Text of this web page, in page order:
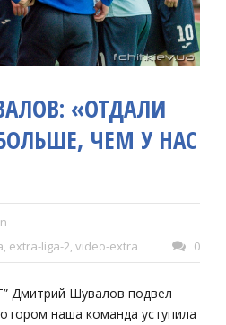
«ОТДАЛИ
ЧЕМ У НАС
, extra-liga-2, video-extra 0
Дмитрий Шувалов подвел
наша команда уступила